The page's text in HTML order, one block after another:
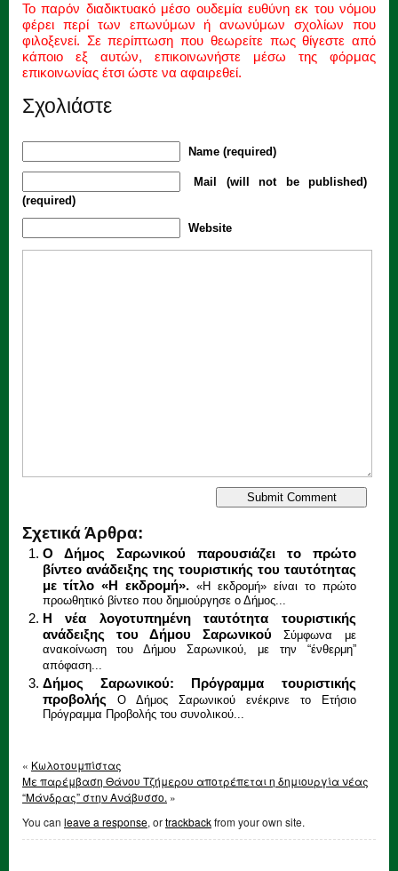
Το παρόν διαδικτυακό μέσο ουδεμία ευθύνη εκ του νόμου
φέρει περί των επωνύμων ή ανωνύμων σχολίων που
φιλοξενεί. Σε περίπτωση που θεωρείτε πως θίγεστε από
κάποιο εξ αυτών, επικοινωνήστε μέσω της φόρμας
επικοινωνίας έτσι ώστε να αφαιρεθεί.
Σχολιάστε
Name (required)
Mail (will not be published)
(required)
Website
Σχετικά Άρθρα:
Ο Δήμος Σαρωνικού παρουσιάζει το πρώτο
βίντεο ανάδειξης της τουριστικής του ταυτότητας
με τίτλο «Η εκδρομή». «Η εκδρομή» είναι το πρώτο
προωθητικό βίντεο που δημιούργησε ο Δήμος...
Η νέα λογοτυπημένη ταυτότητα τουριστικής
ανάδειξης του Δήμου Σαρωνικού
Σύμφωνα με
ανακοίνωση του Δήμου Σαρωνικού, με την “ένθερμη”
απόφαση...
Δήμος Σαρωνικού: Πρόγραμμα τουριστικής
προβολής
Ο Δήμος Σαρωνικού ενέκρινε το Ετήσιο
Πρόγραμμα Προβολής του συνολικού...
« Κωλοτουμπίστας
Με παρέμβαση Θάνου Τζήμερου αποτρέπεται η δημιουργία νέας
“Μάνδρας” στην Ανάβυσσο. »
You can leave a response, ortrackbackfrom your own site.